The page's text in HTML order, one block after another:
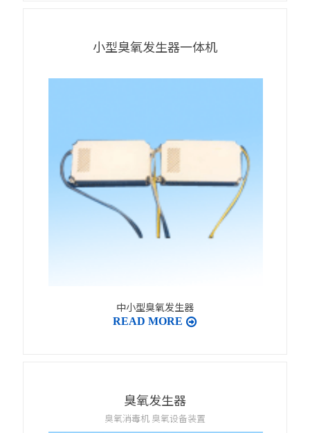
小型臭氧发生器一体机
中小型臭氧发生器
READ MORE
臭氧发生器
臭氧消毒机 臭氧设备装置